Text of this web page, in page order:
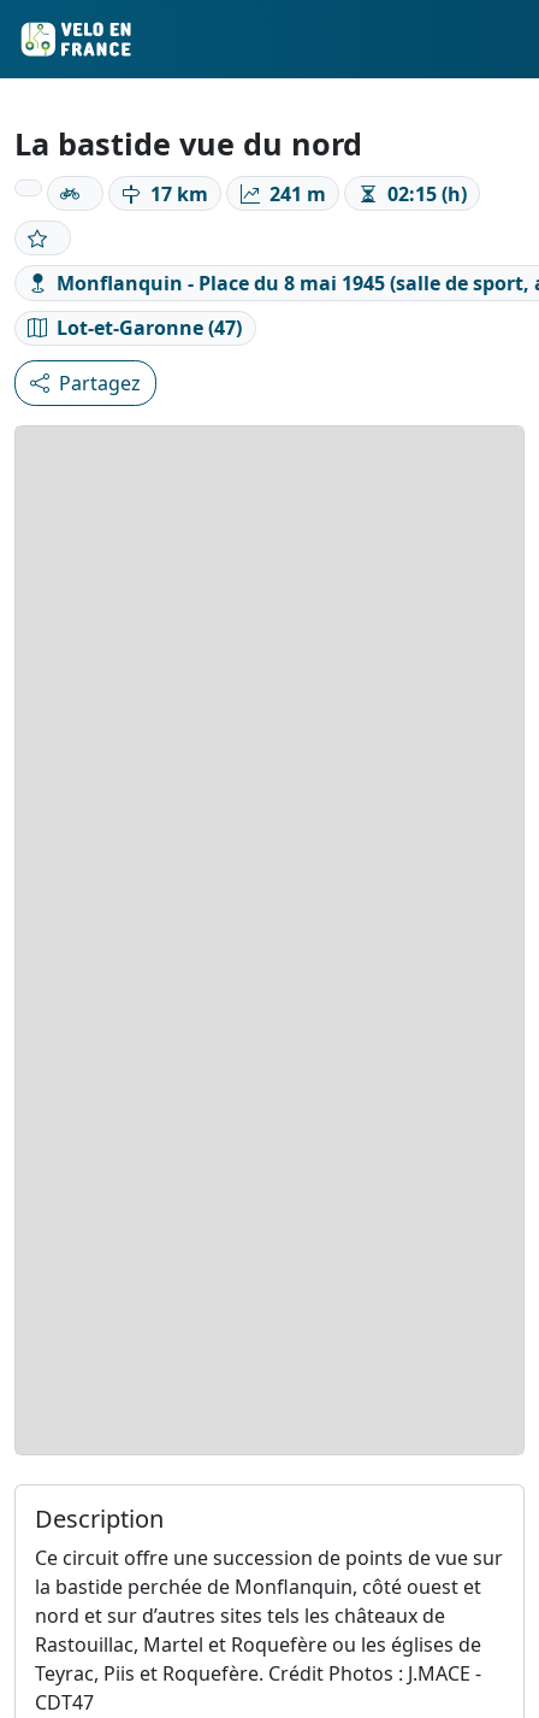
La bastide vue du nord
17 km 241 m 02:15 (h)
Monflanquin - Place du 8 mai 1945 (salle de sport,
Lot-et-Garonne (47)
Partagez
Description
Ce circuit offre une succession de points de vue sur
la bastide perchée de Monflanquin, côté ouest et
nord et sur d’autres sites tels les châteaux de
Rastouillac, Martel et Roquefère ou les églises de
Teyrac, Piis et Roquefère. Crédit Photos : J.MACE -
CDT47